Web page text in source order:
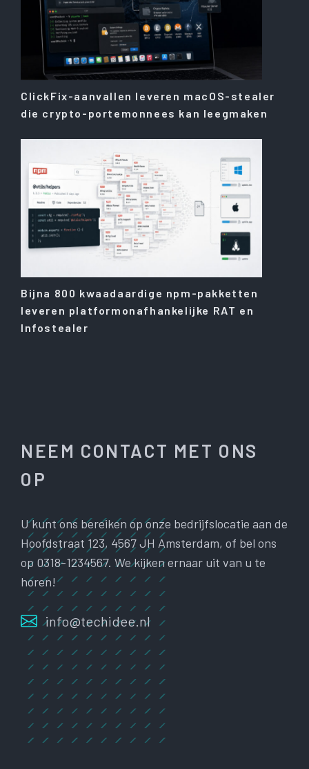
ClickFix-aanvallen leveren macOS-stealer
die crypto-portemonnees kan leegmaken
Bijna 800 kwaadaardige npm-pakketten
leveren platformonafhankelijke RAT en
Infostealer
NEEM CONTACT MET ONS
OP
U kunt ons bereiken op onze bedrijfslocatie aan de
Hoofdstraat 123, 4567 JH Amsterdam, of bel ons
op 0318-1234567. We kijken ernaar uit van u te
horen!
info@techidee.nl